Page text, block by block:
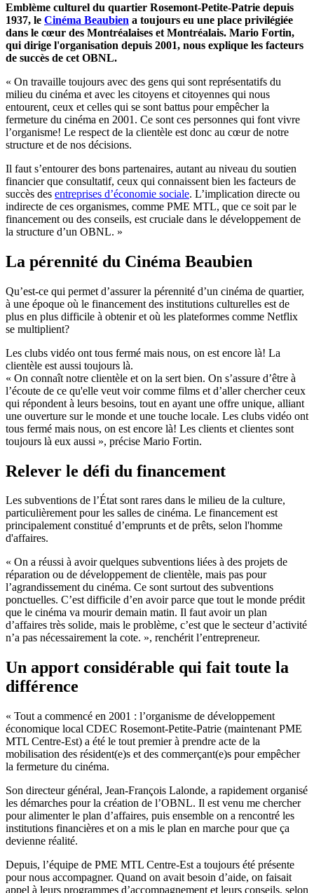
Emblème culturel du quartier Rosemont-Petite-Patrie depuis
1937, le Cinéma Beaubien a toujours eu une place privilégiée
dans le cœur des Montréalaises et Montréalais. Mario Fortin,
qui dirige l'organisation depuis 2001, nous explique les facteurs
de succès de cet OBNL.
« On travaille toujours avec des gens qui sont représentatifs du
milieu du cinéma et avec les citoyens et citoyennes qui nous
entourent, ceux et celles qui se sont battus pour empêcher la
fermeture du cinéma en 2001. Ce sont ces personnes qui font vivre
l’organisme! Le respect de la clientèle est donc au cœur de notre
structure et de nos décisions.
Il faut s’entourer des bons partenaires, autant au niveau du soutien
financier que consultatif, ceux qui connaissent bien les facteurs de
succès des entreprises d’économie sociale. L’implication directe ou
indirecte de ces organismes, comme PME MTL, que ce soit par le
financement ou des conseils, est cruciale dans le développement de
la structure d’un OBNL. »
La pérennité du Cinéma Beaubien
Qu’est-ce qui permet d’assurer la pérennité d’un cinéma de quartier,
à une époque où le financement des institutions culturelles est de
plus en plus difficile à obtenir et où les plateformes comme Netflix
se multiplient?
Les clubs vidéo ont tous fermé mais nous, on est encore là! La
clientèle est aussi toujours là.
« On connaît notre clientèle et on la sert bien. On s’assure d’être à
l’écoute de ce qu'elle veut voir comme films et d’aller chercher ceux
qui répondent à leurs besoins, tout en ayant une offre unique, alliant
une ouverture sur le monde et une touche locale. Les clubs vidéo ont
tous fermé mais nous, on est encore là! Les clients et clientes sont
toujours là eux aussi », précise Mario Fortin.
Relever le défi du financement
Les subventions de l’État sont rares dans le milieu de la culture,
particulièrement pour les salles de cinéma. Le financement est
principalement constitué d’emprunts et de prêts, selon l'homme
d'affaires.
« On a réussi à avoir quelques subventions liées à des projets de
réparation ou de développement de clientèle, mais pas pour
l’agrandissement du cinéma. Ce sont surtout des subventions
ponctuelles. C’est difficile d’en avoir parce que tout le monde prédit
que le cinéma va mourir demain matin. Il faut avoir un plan
d’affaires très solide, mais le problème, c’est que le secteur d’activité
n’a pas nécessairement la cote. », renchérit l’entrepreneur.
Un apport considérable qui fait toute la
différence
« Tout a commencé en 2001 : l’organisme de développement
économique local CDEC Rosemont-Petite-Patrie (maintenant PME
MTL Centre-Est) a été le tout premier à prendre acte de la
mobilisation des résident(e)s et des commerçant(e)s pour empêcher
la fermeture du cinéma.
Son directeur général, Jean-François Lalonde, a rapidement organisé
les démarches pour la création de l’OBNL. Il est venu me chercher
pour alimenter le plan d’affaires, puis ensemble on a rencontré les
institutions financières et on a mis le plan en marche pour que ça
devienne réalité.
Depuis, l’équipe de PME MTL Centre-Est a toujours été présente
pour nous accompagner. Quand on avait besoin d’aide, on faisait
appel à leurs programmes d’accompagnement et leurs conseils, selon